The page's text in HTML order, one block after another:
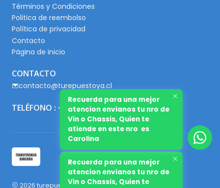
Términos y Condiciones
Politica de reembolso
Política de privacidad
Contacto
Página de inicio
CONTACTO
contacto@turepuestoya.cl
TELÉFONO : +56 9 65667345
2026 turepuestoya.cl.
Recuerda para una mejor
atencion envianos tu nro de
Vin o Chassis, Quien te
Recuerda para una mejor
atencion envianos tu nro de
Vin o Chassis, Quien te
atiende en este nro es
Carolina